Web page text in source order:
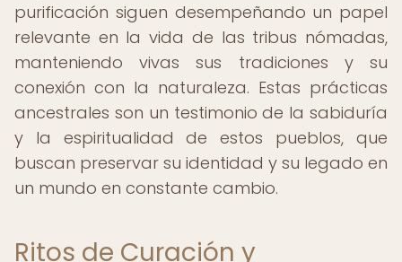
purificación siguen desempeñando un papel
relevante en la vida de las tribus nómadas,
manteniendo vivas sus tradiciones y su
conexión con la naturaleza. Estas prácticas
ancestrales son un testimonio de la sabiduría
y la espiritualidad de estos pueblos, que
buscan preservar su identidad y su legado en
un mundo en constante cambio.
Ritos de Curación y